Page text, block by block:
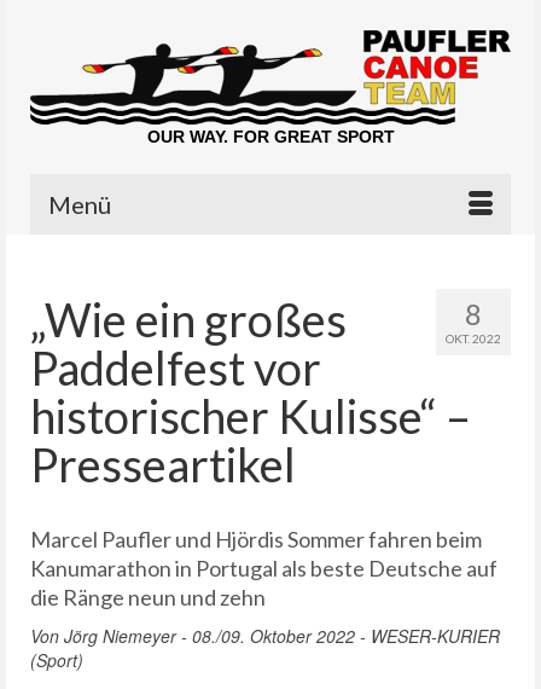
OUR WAY. FOR GREAT SPORT
Menü
8
OKT. 2022
„Wie ein großes
Paddelfest vor
historischer Kulisse“ –
Presseartikel
Marcel Paufler und Hjördis Sommer fahren beim
Kanumarathon in Portugal als beste Deutsche auf
die Ränge neun und zehn
Von Jörg Niemeyer - 08./09. Oktober 2022 - WESER-KURIER
(Sport)